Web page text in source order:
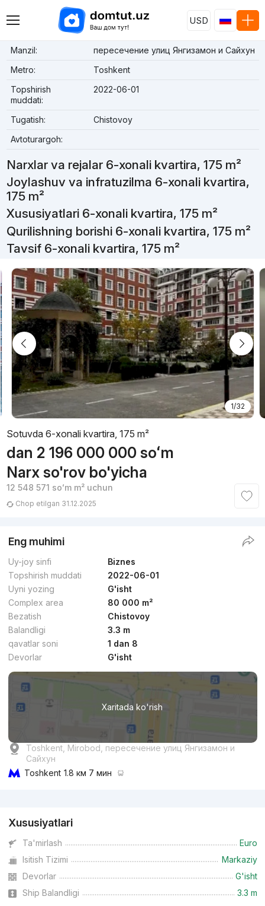
USD
Manzil:
пересечение улиц Янгизамон и Сайхун
Metro:
Toshkent
Topshirish
muddati:
2022-06-01
Tugatish:
Chistovoy
Avtoturargoh:
Narxlar va rejalar 6-xonali kvartira, 175 m²
Joylashuv va infratuzilma 6-xonali kvartira,
175 m²
Xususiyatlari 6-xonali kvartira, 175 m²
Qurilishning borishi 6-xonali kvartira, 175 m²
Tavsif 6-xonali kvartira, 175 m²
1/32
Sotuvda 6-xonali kvartira, 175 m²
dan 2 196 000 000 soʻm
Narx so'rov bo'yicha
12 548 571 soʻmm² uchun
Chop etilgan 31.12.2025
Eng muhimi
Uy-joy sinfi
Biznes
Topshirish muddati
2022-06-01
Uyni yozing
G'isht
Complex area
80 000 m²
Bezatish
Chistovoy
Balandligi
3.3 m
qavatlar soni
1 dan 8
Devorlar
G'isht
Xaritada ko'rish
Toshkent, Mirobod, пересечение улиц Янгизамон и
Сайхун
Toshkent 1.8 км 7 мин
Xususiyatlari
Ta'mirlash
Euro
Isitish Tizimi
Markaziy
Devorlar
G'isht
Ship Balandligi
3.3 m